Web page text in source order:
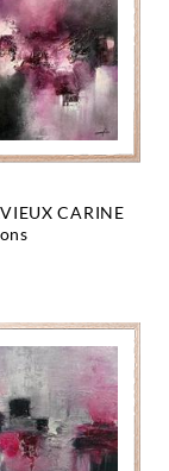
CARINE